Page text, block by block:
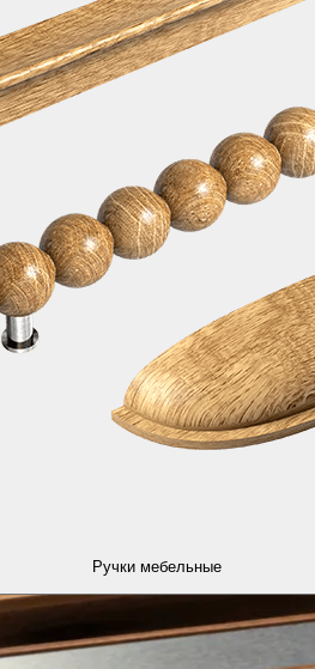
Ручки мебельные